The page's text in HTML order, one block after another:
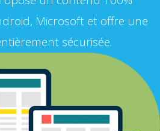
Microsoft et offre une
sécurisée.